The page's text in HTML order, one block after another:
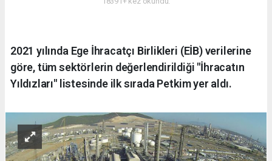
2021 yılında Ege İhracatçı Birlikleri (EİB) verilerine
göre, tüm sektörlerin değerlendirildiği "İhracatın
Yıldızları" listesinde ilk sırada Petkim yer aldı.